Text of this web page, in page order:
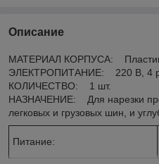
Описание
МАТЕРИАЛ КОРПУСА:
ЭЛЕКТРОПИТАНИЕ: 220 В, 4
КОЛИЧЕСТВО: 1 шт.
НАЗНАЧЕНИЕ: Для нарезки
легковых и грузовых шин, и
Питание: